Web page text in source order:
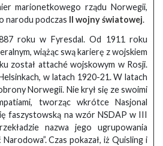
marionetkowego rządu Norwegii,
narodu podczas II wojny światowej.
roku w Fyresdal. Od 1911 roku
wiążąc swą karierę z wojskiem
został attaché wojskowym w Rosji.
w latach 1920-21. W latach
Norwegii. Nie krył się ze swoimi
tworząc wkrótce Nasjonal
faszystowską na wzór NSDAP w III
nazwa jego ugrupowania
Czas pokazał, iż Quisling i